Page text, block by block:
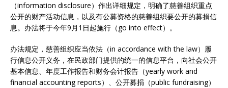
（information disclosure）作出详细规定，明确了慈善组织重点
公开的财产活动信息，以及有公募资格的慈善组织要公开的募捐信
息。办法将于今年9月1日起施行（go into effect）。
办法规定，慈善组织应当依法（in accordance with the law）履
行信息公开义务，在民政部门提供的统一的信息平台，向社会公开
基本信息、年度工作报告和财务会计报告（yearly work and
financial accounting reports）、公开募捐（public fundraising）